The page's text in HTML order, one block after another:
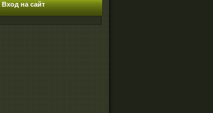
Вход на сайт